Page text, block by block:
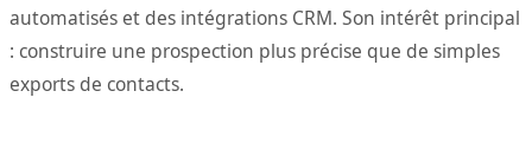
automatisés et des intégrations CRM. Son intérêt principal
: construire une prospection plus précise que de simples
exports de contacts.